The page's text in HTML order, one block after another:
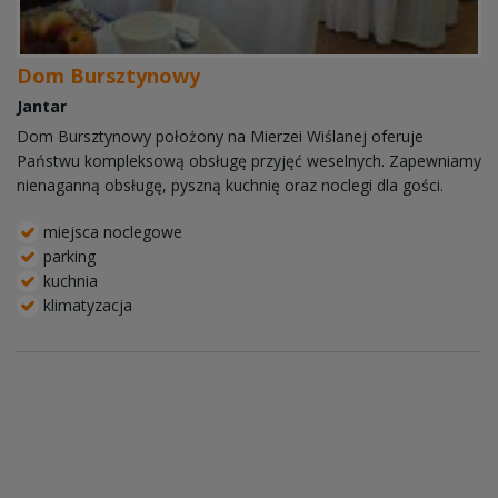
Dom Bursztynowy
Jantar
Dom Bursztynowy położony na Mierzei Wiślanej oferuje
Państwu kompleksową obsługę przyjęć weselnych. Zapewniamy
nienaganną obsługę, pyszną kuchnię oraz noclegi dla gości.
miejsca noclegowe
parking
kuchnia
klimatyzacja